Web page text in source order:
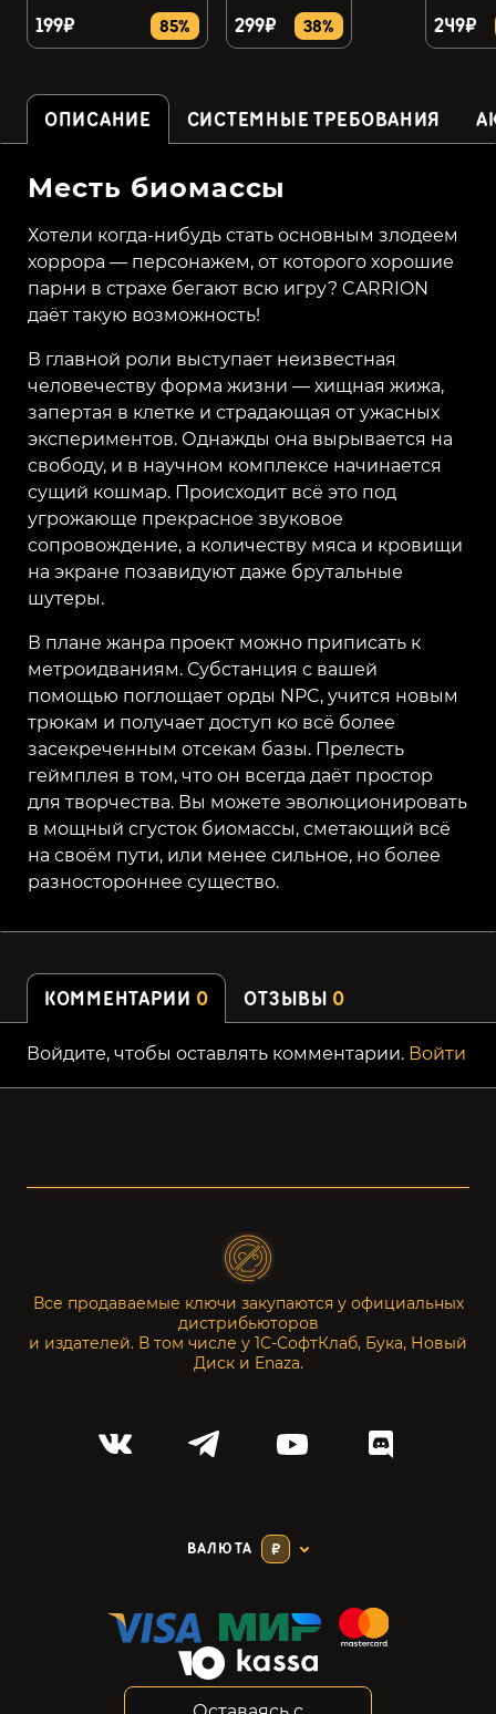
199₽ 85% 299₽ 38% 249₽
ОПИСАНИЕ СИСТЕМНЫЕ ТРЕБОВАНИЯ
Месть биомассы
Хотели когда-нибудь стать основным злодеем
хоррора — персонажем, от которого хорошие
парни в страхе бегают всю игру? CARRION
даёт такую возможность!
В главной роли выступает неизвестная
человечеству форма жизни — хищная жижа,
запертая в клетке и страдающая от ужасных
экспериментов. Однажды она вырывается на
свободу, и в научном комплексе начинается
сущий кошмар. Происходит всё это под
угрожающе прекрасное звуковое
сопровождение, а количеству мяса и кровищи
на экране позавидуют даже брутальные
шутеры.
В плане жанра проект можно приписать к
метроидваниям. Субстанция с вашей
помощью поглощает орды NPC, учится новым
трюкам и получает доступ ко всё более
засекреченным отсекам базы. Прелесть
геймплея в том, что он всегда даёт простор
для творчества. Вы можете эволюционировать
в мощный сгусток биомассы, сметающий всё
на своём пути, или менее сильное, но более
разностороннее существо.
КОММЕНТАРИИ 0 ОТЗЫВЫ 0
Войдите, чтобы оставлять комментарии. Войти
Все продаваемые ключи закупаются у официальных
дистрибьюторов
и издателей. В том числе у 1С-СофтКлаб, Бука, Новый
Диск и Enaza.
ВАЛЮТА ₽